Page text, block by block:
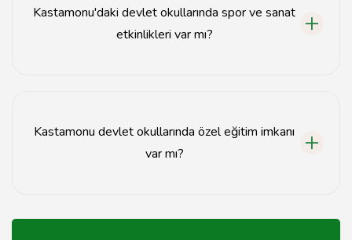
Kastamonu'daki devlet okullarında spor ve sanat
etkinlikleri var mı?
Kastamonu devlet okullarında özel eğitim imkanı
var mı?
imkanları sunmaktadır.